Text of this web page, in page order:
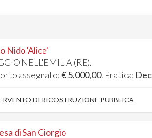
Nido 'Alice'
NELL'EMILIA (RE).
assegnato:€ 5.000,00. Pratica:
DI RICOSTRUZIONE PUBBLICA
di San Giorgio